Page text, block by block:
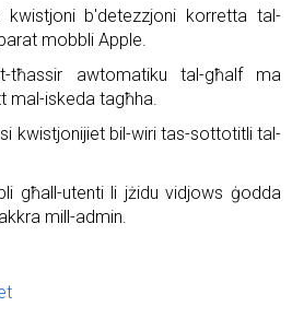
kwistjoni b'detezzjoni korretta tal-
mobbli Apple.
tħassir awtomatiku tal-għalf ma
mal-iskeda tagħha.
kwistjonijiet bil-wiri tas-sottotitli tal-
għall-utenti li jżidu vidjows ġodda
mill-admin.